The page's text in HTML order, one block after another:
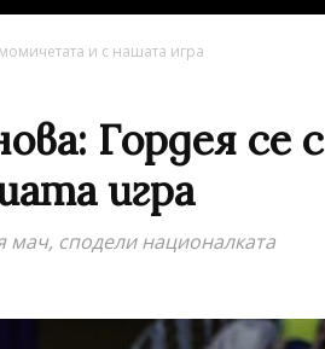
и с нашата игра
Гордея се с
игра
сподели националката